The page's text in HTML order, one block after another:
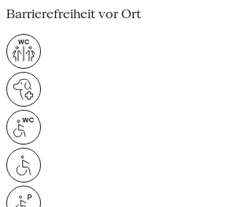
Barrierefreiheit vor Ort